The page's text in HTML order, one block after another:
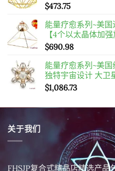
$473.75
能量疗愈系列~美
【4个以太晶体加
$690.98
能量疗愈系列~美
独特宇宙设计 大卫
$1,086.73
关于我们
FHSJP复合式精品店精选产